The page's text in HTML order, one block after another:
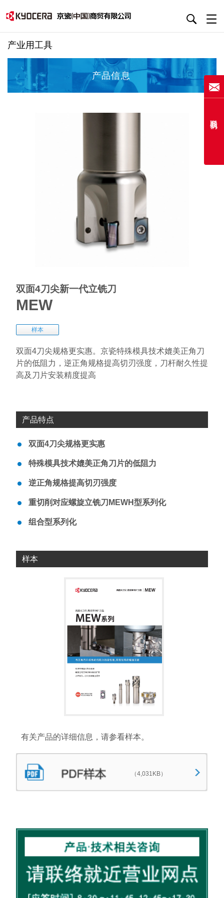
产业用工具
产品信息
双面4刀尖新一代立铣刀
MEW
样本
双面4刀尖规格更实惠。京瓷特殊模具技术媲美正角刀
片的低阻力，逆正角规格提高切刃强度，刀杆耐久性提
高及刀片安装精度提高
产品特点
双面4刀尖规格更实惠
特殊模具技术媲美正角刀片的低阻力
逆正角规格提高切刃强度
重切削对应螺旋立铣刀MEWH型系列化
组合型系列化
样本
有关产品的详细信息，请参看样本。
（4,031KB）